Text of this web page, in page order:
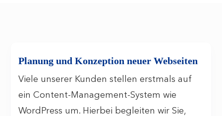
Planung und Konzeption neuer Webseiten
Viele unserer Kunden stellen erstmals auf
ein Content-Management-System wie
WordPress um. Hierbei begleiten wir Sie,